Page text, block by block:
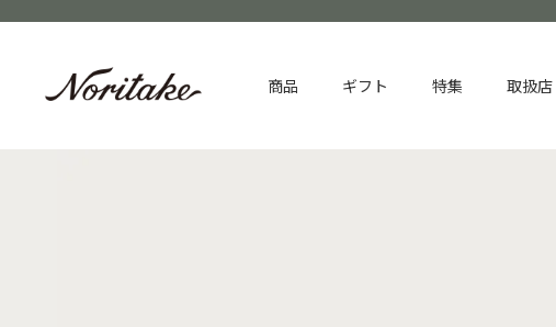
商品 ギフト 特集 取扱店